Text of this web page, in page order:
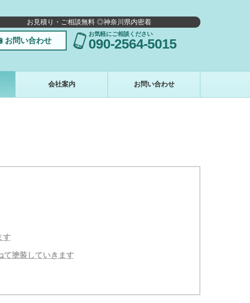
お見積り・ご相談無料 ◎神奈川県内密着
お問い合わせ
お気軽にご相談ください
090-2564-5015
会社案内 お問い合わせ
す
て塗装していきます